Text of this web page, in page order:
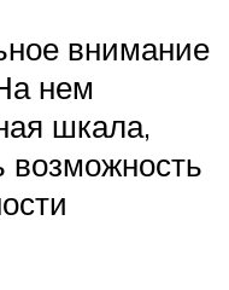
внимание
нем
шкала,
возможность